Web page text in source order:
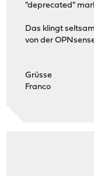
"deprecated"
Das klingt
von der
Grüsse
Franco